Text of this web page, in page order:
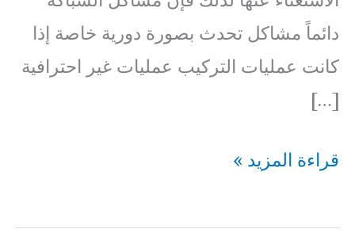
دائماً مشاكل تحدث بصورة دورية خاصة إذا
كانت عمليات التركيب عمليات غير احترافية
[…]
فني
النزهة
قراءة المزيد »